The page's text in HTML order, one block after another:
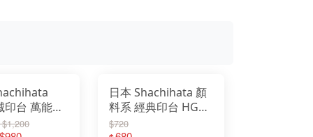
印台 萬能不
乾 塑料 金
日本 Shachihata 顏
料系 經典印台 HGN-
1 HGN-2 HGN-3 補
$720